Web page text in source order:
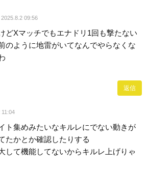
2025.8.2 09:56
どXマッチでもエナドリ1回も撃たない
のように地雷がいてなんでやらなくな
返信
11:04
ト集めみたいなキルレにでない動きが
たかとか確認したりする
して機能してないからキルレ上げりゃ